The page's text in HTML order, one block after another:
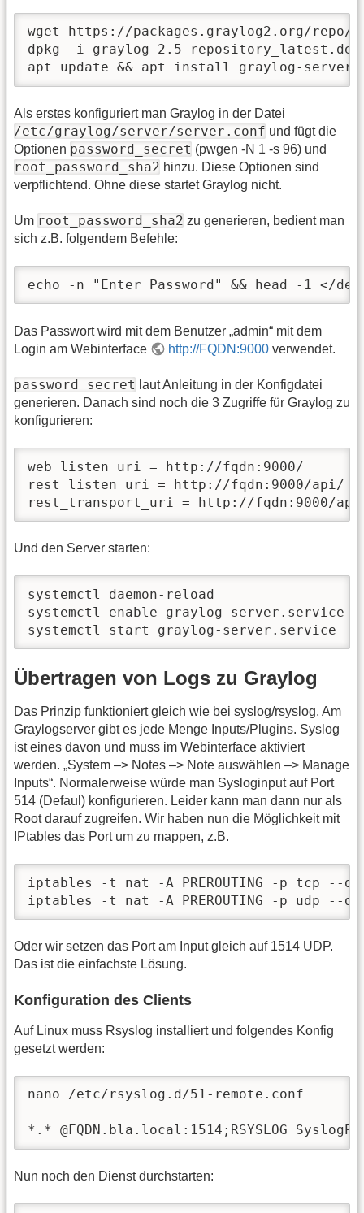
wget https://packages.graylog2.org/repo/
dpkg -i graylog-2.5-repository_latest.deb
apt update && apt install graylog-server
Als erstes konfiguriert man Graylog in der Datei
/etc/graylog/server/server.conf und fügt die
Optionen password_secret (pwgen -N 1 -s 96) und
root_password_sha2 hinzu. Diese Optionen sind
verpflichtend. Ohne diese startet Graylog nicht.
Um root_password_sha2 zu generieren, bedient man
sich z.B. folgendem Befehle:
echo -n "Enter Password" && head -1
Das Passwort wird mit dem Benutzer „admin“ mit dem
Login am Webinterface
http://FQDN:9000 verwendet.
password_secret laut Anleitung in der Konfigdatei
generieren. Danach sind noch die 3 Zugriffe für Graylog zu
konfigurieren:
web_listen_uri = http://fqdn:9000/
rest_listen_uri = http://fqdn:9000/api/
rest_transport_uri = http://fqdn:9000/
Und den Server starten:
systemctl daemon-reload
systemctl enable graylog-server.service
systemctl start graylog-server.service
Übertragen von Logs zu Graylog
Das Prinzip funktioniert gleich wie bei syslog/rsyslog. Am
Graylogserver gibt es jede Menge Inputs/Plugins. Syslog
ist eines davon und muss im Webinterface aktiviert
werden. „System –> Notes –> Note auswählen –> Manage
Inputs“. Normalerweise würde man Sysloginput auf Port
514 (Defaul) konfigurieren. Leider kann man dann nur als
Root darauf zugreifen. Wir haben nun die Möglichkeit mit
IPtables das Port um zu mappen, z.B.
iptables -t nat -A PREROUTING -p tcp --
iptables -t nat -A PREROUTING -p udp --
Oder wir setzen das Port am Input gleich auf 1514 UDP.
Das ist die einfachste Lösung.
Konfiguration des Clients
Auf Linux muss Rsyslog installiert und folgendes Konfig
gesetzt werden:
nano /etc/rsyslog.d/51-remote.conf
*.*
Nun noch den Dienst durchstarten: